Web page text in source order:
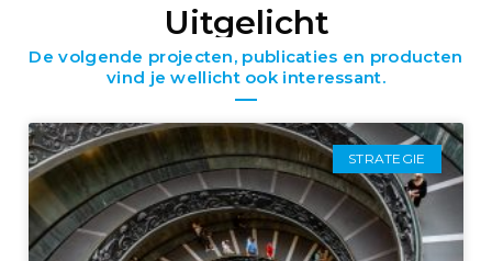
Uitgelicht
De volgende projecten, publicaties en producten
vind je wellicht ook interessant.
STRATEGIE